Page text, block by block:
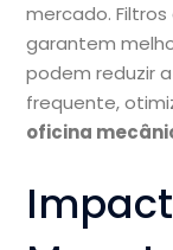
mercado.
garantem
podem reduzir
frequente,
oficina